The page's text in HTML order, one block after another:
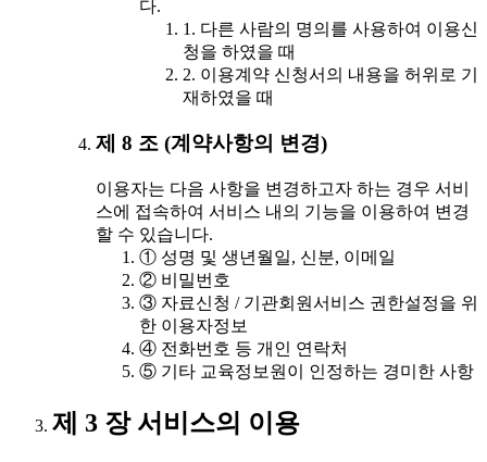
다.
1. 다른 사람의 명의를 사용하여 이용신
청을 하였을 때
2. 이용계약 신청서의 내용을 허위로 기
재하였을 때
제 8 조 (계약사항의 변경)
이용자는 다음 사항을 변경하고자 하는 경우 서비
스에 접속하여 서비스 내의 기능을 이용하여 변경
할 수 있습니다.
① 성명 및 생년월일, 신분, 이메일
② 비밀번호
③ 자료신청 / 기관회원서비스 권한설정을 위
한 이용자정보
④ 전화번호 등 개인 연락처
⑤ 기타 교육정보원이 인정하는 경미한 사항
제 3 장 서비스의 이용